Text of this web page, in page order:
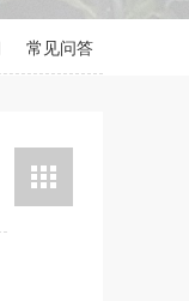
常见问答